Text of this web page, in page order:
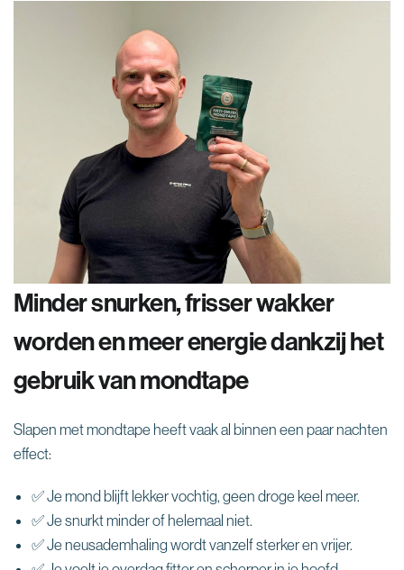
Minder snurken, frisser wakker
worden en meer energie dankzij het
gebruik van mondtape
Slapen met mondtape heeft vaak al binnen een paar nachten
effect:
✅ Je mond blijft lekker vochtig, geen droge keel meer.
✅ Je snurkt minder of helemaal niet.
✅ Je neusademhaling wordt vanzelf sterker en vrijer.